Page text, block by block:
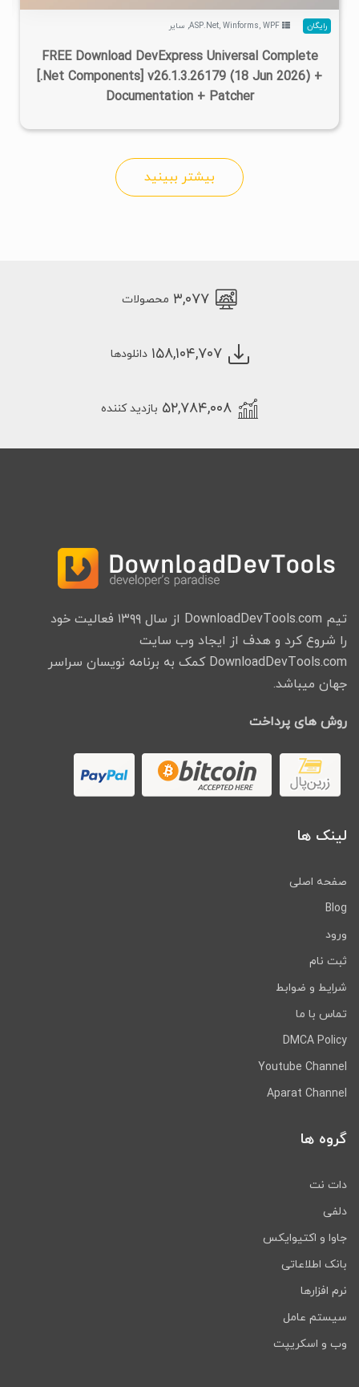
رایگان ASP.Net, Winforms, WPF
, سایر
FREE Download DevExpress Universal Complete
[.Net Components] v26.1.3.26179 (18 Jun 2026) +
Documentation + Patcher
بیشتر ببینید
۳,۰۷۷ محصولات
۱۵۸,۱۰۴,۷۰۷ دانلودها
۵۲,۷۸۴,۰۰۸ بازدید کننده
تیم DownloadDevTools.com از سال ۱۳۹۹ فعالیت خود
را شروع کرد و هدف از ایجاد وب سایت
DownloadDevTools.com کمک به برنامه نویسان سراسر
جهان میباشد.
روش های پرداخت
لینک ها
صفحه اصلی
Blog
ورود
ثبت نام
شرایط و ضوابط
تماس با ما
DMCA Policy
Youtube Channel
Aparat Channel
گروه ها
دات نت
دلفی
جاوا و اکتیوایکس
بانک اطلاعاتی
نرم افزارها
سیستم عامل
وب و اسکریپت